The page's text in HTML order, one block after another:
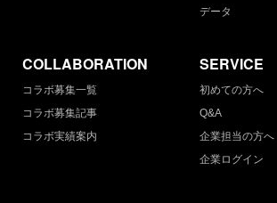
データ
COLLABORATION
コラボ募集一覧
コラボ募集記事
コラボ実績案内
SERVICE
初めての方へ
Q&A
企業担当の方へ
企業ログイン